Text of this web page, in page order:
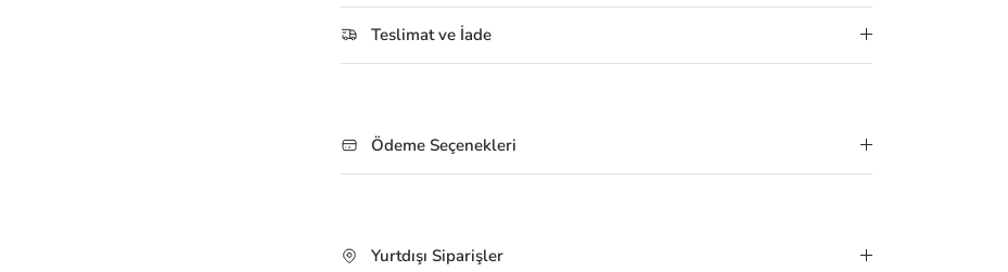
Teslimat ve İade
Ödeme Seçenekleri
Yurtdışı Siparişler